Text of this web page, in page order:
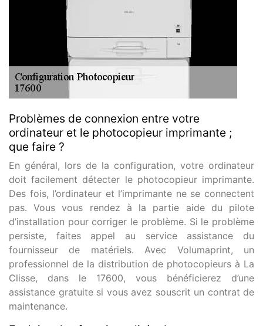
Problèmes de connexion entre votre
ordinateur et le photocopieur imprimante ;
que faire ?
En général, lors de la configuration, votre ordinateur
doit facilement détecter le photocopieur imprimante.
Des fois, l’ordinateur et l’imprimante ne se connectent
pas. Vous vous rendez à la partie aide du pilote
d’installation pour corriger le problème. Si le problème
persiste, faites appel au service assistance du
fournisseur de matériels. Avec Volumaprint, un
professionnel de la distribution de photocopieurs à La
Clisse, dans le 17600, vous bénéficierez d’une
assistance gratuite si vous avez souscrit un contrat de
maintenance.